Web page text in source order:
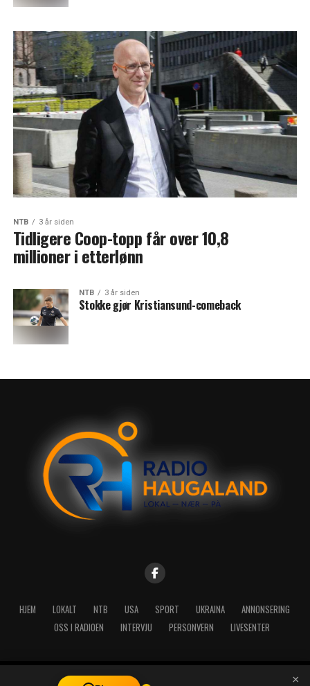
NTB 3 år siden
Tidligere Coop-topp får over 10,8
millioner i etterlønn
NTB 3 år siden
Stokke gjør Kristiansund-comeback
HJEM LOKALT NTB USA SPORT UKRAINA
ANNONSERING
OSS I RADIOEN
INTERVJU PERSONVERN LIVESENTER
Copyright © 2026 A-Media AS | Radio Haugaland - Haraldsgata 114, ×